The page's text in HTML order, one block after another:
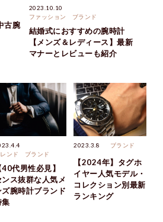
古腕
2023.10.10
ファッション
ブランド
結婚式におすすめの腕時計
【メンズ＆レディース】最新
マナーとレビューも紹介
レンド
ブランド
40代男性必見】
ンス抜群な人気メ
ズ腕時計ブランド
集
2023.3.8 ブランド
【2024年】タグホ
イヤー人気モデル・
コレクション別最新
ランキング